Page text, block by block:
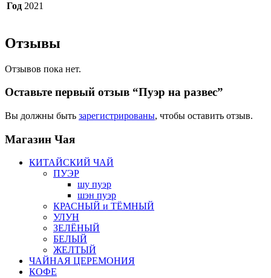
Год 2021
Отзывы
Отзывов пока нет.
Оставьте первый отзыв “Пуэр на развес”
Вы должны быть зарегистрированы, чтобы оставить отзыв.
Магазин Чая
КИТАЙСКИЙ ЧАЙ
ПУЭР
шу пуэр
шэн пуэр
КРАСНЫЙ и ТЁМНЫЙ
УЛУН
ЗЕЛЁНЫЙ
БЕЛЫЙ
ЖЕЛТЫЙ
ЧАЙНАЯ ЦЕРЕМОНИЯ
КОФЕ